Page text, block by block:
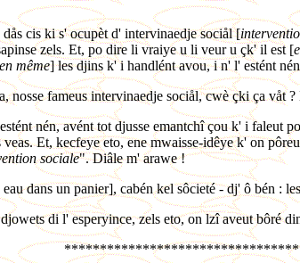
cis ki s' ocupèt d' intervinaedje sociål [
zels. Et, po dire li vraiye u li veur u çk' il est [
même] les djins k' i handlént avou, i n' l' estént
nosse fameus intervinaedje sociål, cwè çki ça våt
nén, avént tot djusse emantchî çou k' i faleut
Et, kecfeye eto, ene mwaisse-idêye k' on
sociale". Diâle m' arawe !
dans un panier], cabén kel sôcieté - dj' ô bén :
di l' esperyince, zels eto, on lzî aveut bôré